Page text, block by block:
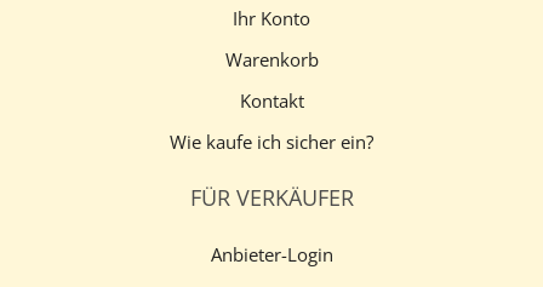
Ihr Konto
Warenkorb
Kontakt
Wie kaufe ich sicher ein?
FÜR VERKÄUFER
Anbieter-Login